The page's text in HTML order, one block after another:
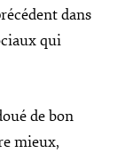
dans
qui
de bon
mieux,